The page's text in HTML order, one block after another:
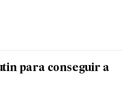
para conseguir a